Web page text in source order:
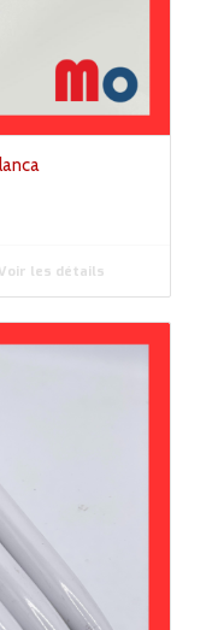
Voir les détails